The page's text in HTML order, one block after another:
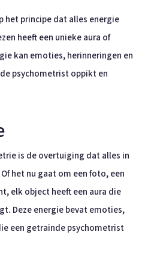
het principe dat alles energie
heeft een unieke aura of
kan emoties, herinneringen en
psychometrist oppikt en
is de overtuiging dat alles in
het nu gaat om een foto, een
elk object heeft een aura die
Deze energie bevat emoties,
een getrainde psychometrist